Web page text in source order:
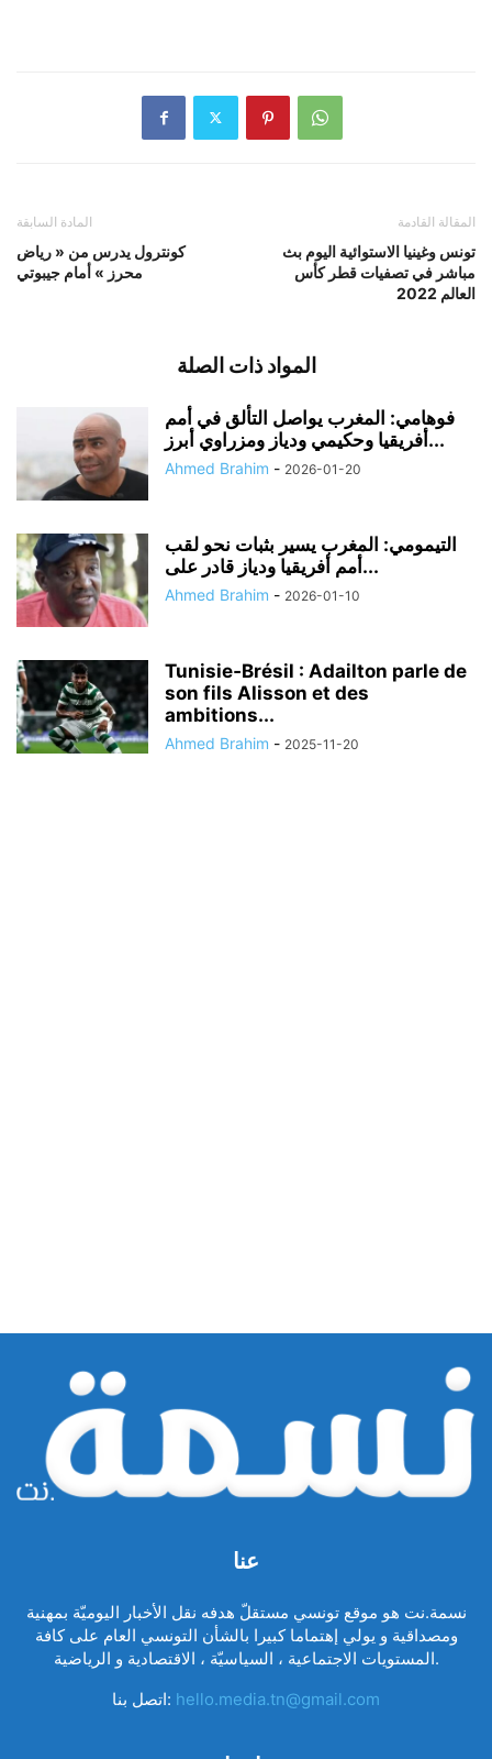
المادة السابقة
كونترول يدرس من « رياض
محرز » أمام جيبوتي
المقالة القادمة
تونس وغينيا الاستوائية اليوم بث
مباشر في تصفيات قطر كأس
العالم 2022
المواد ذات الصلة
فوهامي: المغرب يواصل التألق في أمم
أفريقيا وحكيمي ودياز ومزراوي أبرز...
Ahmed Brahim - 2026-01-20
التيمومي: المغرب يسير بثبات نحو لقب
أمم أفريقيا ودياز قادر على...
Ahmed Brahim - 2026-01-10
Tunisie‑Brésil : Adailton parle de
son fils Alisson et des
ambitions...
Ahmed Brahim - 2025-11-20
عنا
نسمة.نت هو موقع تونسي مستقلّ هدفه نقل الأخبار اليوميّة بمهنية
ومصداقية و يولي إهتماما كبيرا بالشأن التونسي العام على كافة
المستويات الاجتماعية ، السياسيّة ، الاقتصادية و الرياضية.
اتصل بنا: hello.media.tn@gmail.com